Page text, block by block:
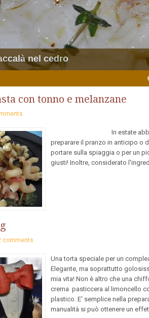
con tonno e melanzane
In estate abbiamo la
preparare il pranzo in anticipo o
portare sulla spiaggia o per un
giusti! Inoltre, considerato
comments
Una torta speciale per un
Elegante, ma soprattutto
mia vita! Non è altro che una
crema pasticcera al limoncello
plastico. E' semplice nella
manualità si può ottenere un